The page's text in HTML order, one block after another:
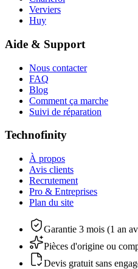
Verviers
Huy
Aide & Support
Nous contacter
FAQ
Blog
Comment ça marche
Suivi de réparation
Technofinity
À propos
Avis clients
Recrutement
Pro & Entreprises
Plan du site
Garantie 3 mois (1 an
Pièces d'origine ou
Devis gratuit sans